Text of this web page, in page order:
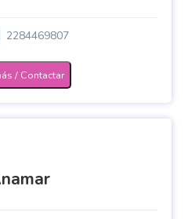
2284469807
/ Contactar